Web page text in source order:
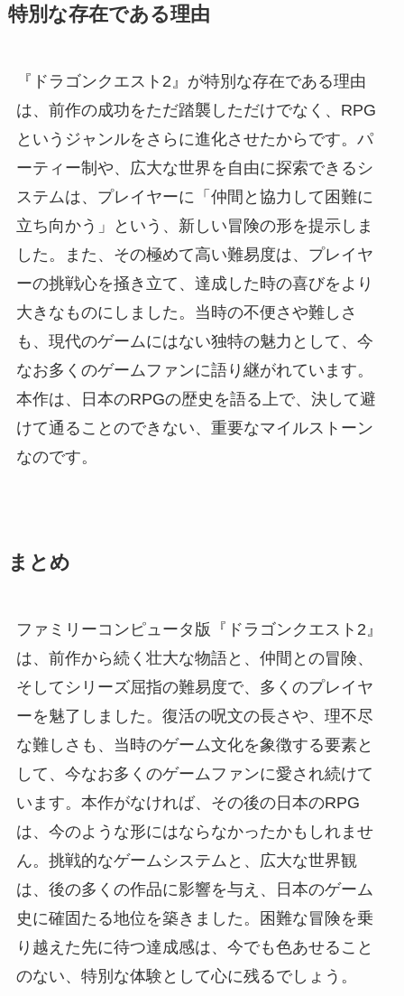
特別な存在である理由
『ドラゴンクエスト2』が特別な存在である理由
は、前作の成功をただ踏襲しただけでなく、RPG
というジャンルをさらに進化させたからです。パ
ーティー制や、広大な世界を自由に探索できるシ
ステムは、プレイヤーに「仲間と協力して困難に
立ち向かう」という、新しい冒険の形を提示しま
した。また、その極めて高い難易度は、プレイヤ
ーの挑戦心を掻き立て、達成した時の喜びをより
大きなものにしました。当時の不便さや難しさ
も、現代のゲームにはない独特の魅力として、今
なお多くのゲームファンに語り継がれています。
本作は、日本のRPGの歴史を語る上で、決して避
けて通ることのできない、重要なマイルストーン
なのです。
まとめ
ファミリーコンピュータ版『ドラゴンクエスト2』
は、前作から続く壮大な物語と、仲間との冒険、
そしてシリーズ屈指の難易度で、多くのプレイヤ
ーを魅了しました。復活の呪文の長さや、理不尽
な難しさも、当時のゲーム文化を象徴する要素と
して、今なお多くのゲームファンに愛され続けて
います。本作がなければ、その後の日本のRPG
は、今のような形にはならなかったかもしれませ
ん。挑戦的なゲームシステムと、広大な世界観
は、後の多くの作品に影響を与え、日本のゲーム
史に確固たる地位を築きました。困難な冒険を乗
り越えた先に待つ達成感は、今でも色あせること
のない、特別な体験として心に残るでしょう。